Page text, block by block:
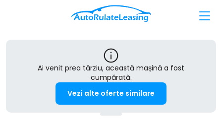
Ai venit prea târziu, această mașină a fost
cumpărată.
Vezi alte oferte similare